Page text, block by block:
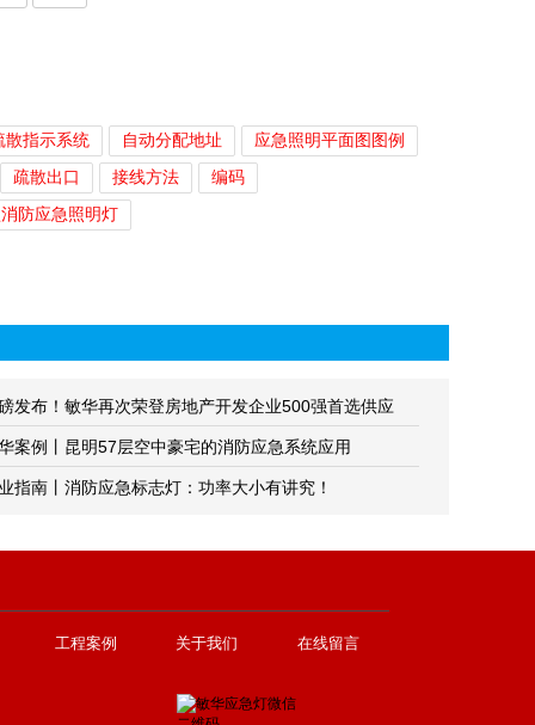
散指示系统 自动分配地址
应急照明平面图图例
疏散出口
接线方法
编码
防应急照明灯
发布！敏华再次荣登房地产开发企业500强首选供应
案例丨昆明57层空中豪宅的消防应急系统应用
指南丨消防应急标志灯：功率大小有讲究！
工程案例 关于我们 在线留言